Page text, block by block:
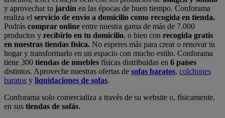
y aprovechar tu jardín en las épocas de buen tiempo. Conforama
realiza el servicio de envío a domicilio como recogida en tienda.
Podrás comprar online entre nuestra gama de más de 7.000
productos y recibirlo en tu domicilio, o bien con recogida gratis
en nuestras tiendas física. No esperes más para crear o renovar tu
hogar y transformarlo en un espacio con mucho estilo. Conforama
tiene 300 tiendas de muebles físicas distribuidas en 6 países
distintos. Aproveche nuestras ofertas de sofas baratos, colchones
baratos y liquidaciones de sofas.
Conforama solo comercializa a través de su website o, físicamente,
en sus tiendas de sofás.